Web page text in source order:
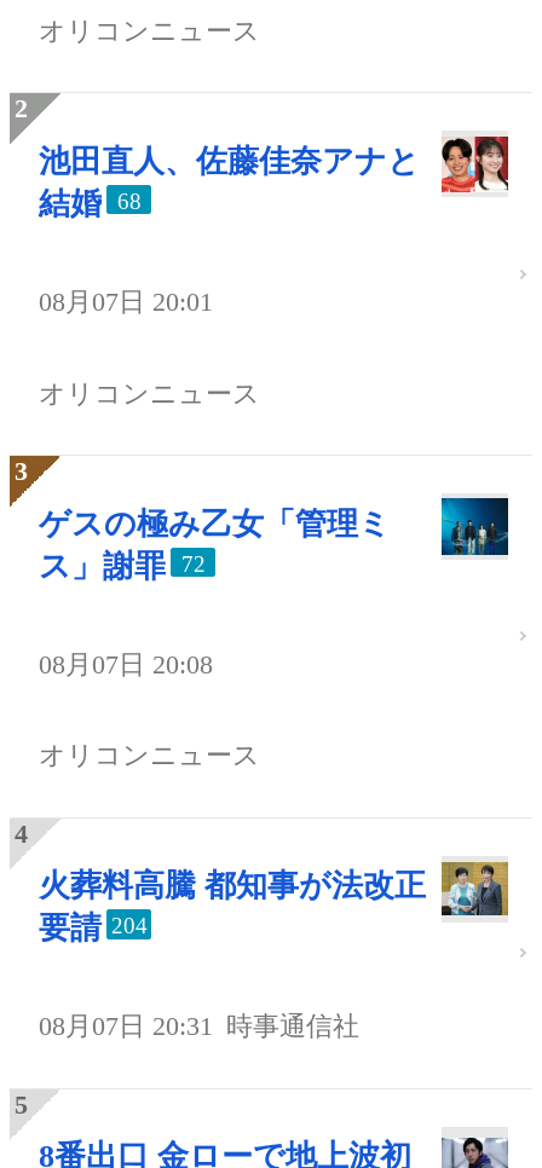
オリコンニュース
池田直人、佐藤佳奈アナと
結婚
68
08月07日 20:01
オリコンニュース
ゲスの極み乙女「管理ミ
ス」謝罪
72
08月07日 20:08
オリコンニュース
火葬料高騰 都知事が法改正
要請 204
08月07日 20:31 時事通信社
8番出口 金ローで地上波初